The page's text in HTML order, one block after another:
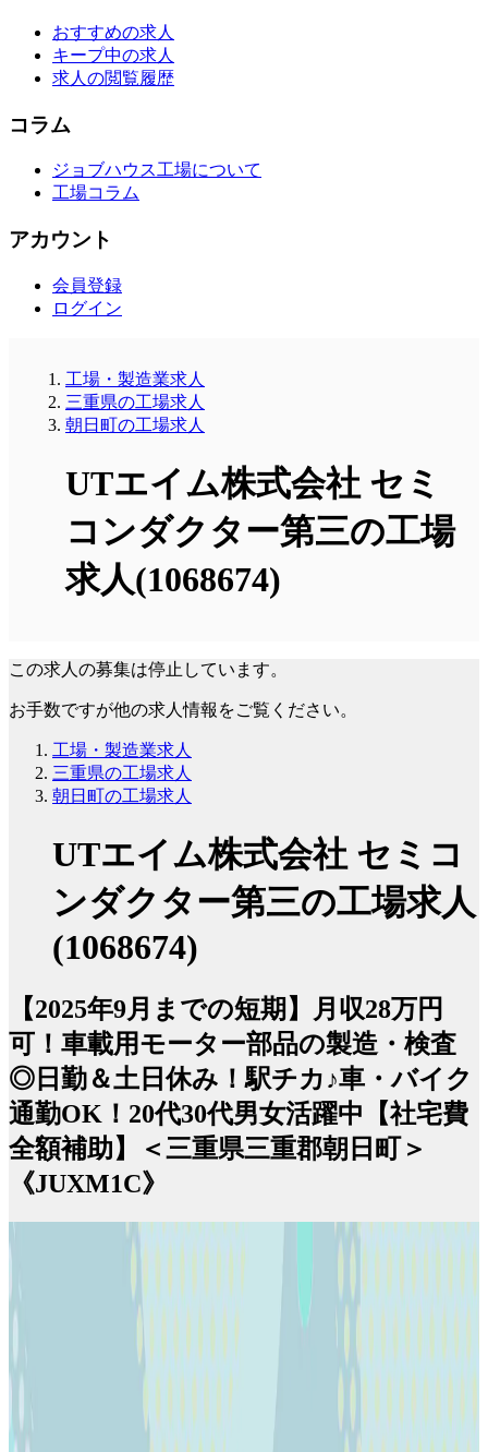
おすすめの求人
キープ中の求人
求人の閲覧履歴
コラム
ジョブハウス工場について
工場コラム
アカウント
会員登録
ログイン
工場・製造業求人
三重県の工場求人
朝日町の工場求人
UTエイム株式会社 セミ
コンダクター第三の工場
求人(1068674)
この求人の募集は停止しています。
お手数ですが他の求人情報をご覧ください。
工場・製造業求人
三重県の工場求人
朝日町の工場求人
UTエイム株式会社 セミコ
ンダクター第三の工場求人
(1068674)
【2025年9月までの短期】月収28万円
可！車載用モーター部品の製造・検査
◎日勤＆土日休み！駅チカ♪車・バイク
通勤OK！20代30代男女活躍中【社宅費
全額補助】＜三重県三重郡朝日町＞
《JUXM1C》